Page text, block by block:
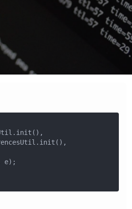
e);